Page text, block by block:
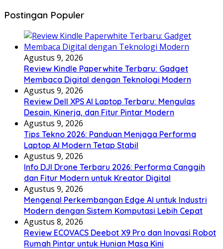
Postingan Populer
Agustus 9, 2026
Review Kindle Paperwhite Terbaru: Gadget
Membaca Digital dengan Teknologi Modern
Agustus 9, 2026
Review Dell XPS AI Laptop Terbaru: Mengulas
Desain, Kinerja, dan Fitur Pintar Modern
Agustus 9, 2026
Tips Tekno 2026: Panduan Menjaga Performa
Laptop AI Modern Tetap Stabil
Agustus 9, 2026
Info DJI Drone Terbaru 2026: Performa Canggih
dan Fitur Modern untuk Kreator Digital
Agustus 9, 2026
Mengenal Perkembangan Edge AI untuk Industri
Modern dengan Sistem Komputasi Lebih Cepat
Agustus 8, 2026
Review ECOVACS Deebot X9 Pro dan Inovasi Robot
Rumah Pintar untuk Hunian Masa Kini